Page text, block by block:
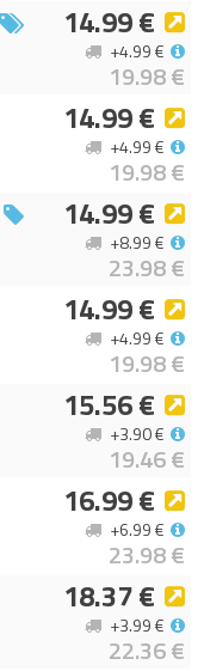
14.99 €
19.98 €
+4.99 €
14.99 €
19.98 €
+4.99 €
14.99 €
23.98 €
+8.99 €
14.99 €
19.98 €
+4.99 €
15.56 €
19.46 €
+3.90 €
16.99 €
23.98 €
+6.99 €
18.37 €
22.36 €
+3.99 €